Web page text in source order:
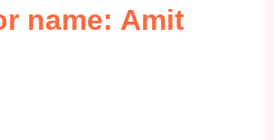
name: Amit